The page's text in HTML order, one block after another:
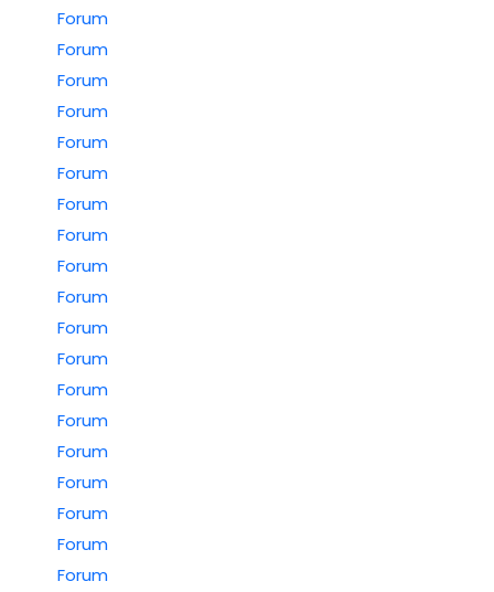
Forum
Forum
Forum
Forum
Forum
Forum
Forum
Forum
Forum
Forum
Forum
Forum
Forum
Forum
Forum
Forum
Forum
Forum
Forum